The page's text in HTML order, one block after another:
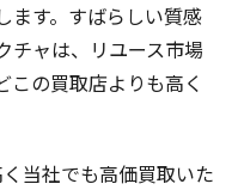
ます。すばらしい質感
チャは、リユース市場
この買取店よりも高く
当社でも高価買取いた